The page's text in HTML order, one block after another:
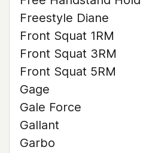
Freestyle Diane
Front Squat 1RM
Front Squat 3RM
Front Squat 5RM
Gage
Gale Force
Gallant
Garbo